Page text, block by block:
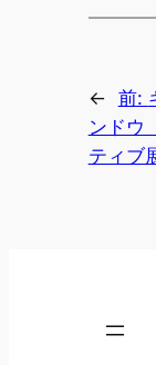
← 前:
ンドウ
ティブ